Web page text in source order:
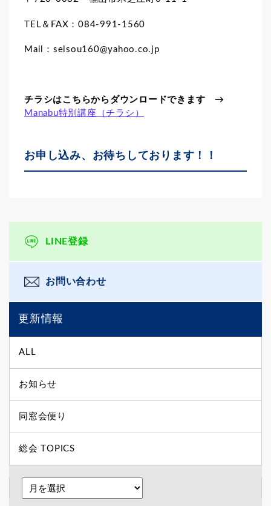
TEL＆FAX：084-991-1560
Mail：seisou160@yahoo.co.jp
チラシはこちらからダウンロードできます →
Manabu特別講座（チラシ）
お申し込み、お待ちしております！！
LINE登録
お問い合わせ
更新情報
ALL
お知らせ
同窓会便り
総会 TOPICS